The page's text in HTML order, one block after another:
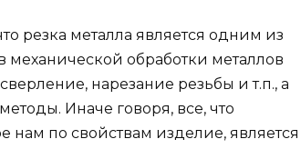
резка металла является одним из
обработки металлов
нарезание резьбы и т.п., а
Иначе говоря, все, что
нам по свойствам изделие, является